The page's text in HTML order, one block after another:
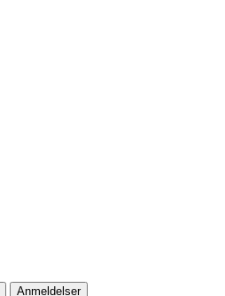
Anmeldelser